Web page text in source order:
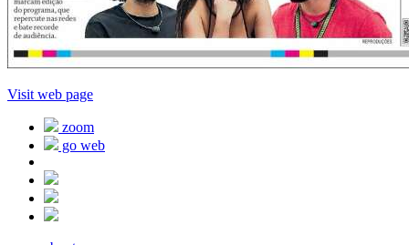
Visit web page
zoom
go web